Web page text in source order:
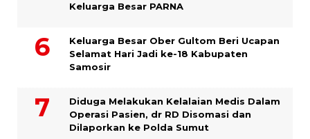
Keluarga Besar PARNA
Keluarga Besar Ober Gultom Beri Ucapan
Selamat Hari Jadi ke-18 Kabupaten
Samosir
Diduga Melakukan Kelalaian Medis Dalam
Operasi Pasien, dr RD Disomasi dan
Dilaporkan ke Polda Sumut